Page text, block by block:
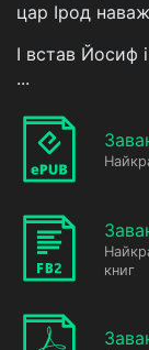
цар Ірод
І встав Йосиф
...
книг